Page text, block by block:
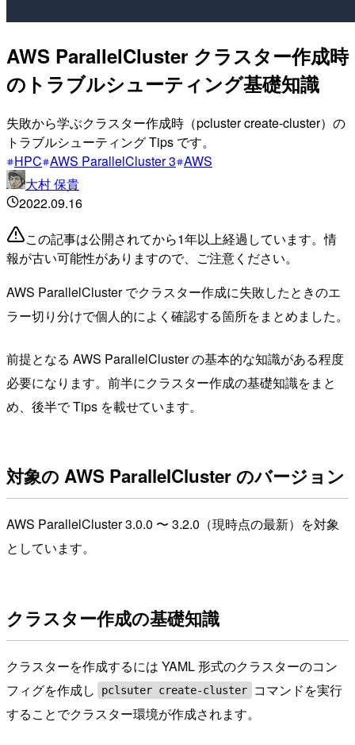
AWS ParallelCluster クラスター作成時
のトラブルシューティング基礎知識
失敗から学ぶクラスター作成時（pcluster create-cluster）の
トラブルシューティング Tips です。
HPC AWS ParallelCluster 3 AWS
大村 保貴
2022.09.16
この記事は公開されてから1年以上経過しています。情
報が古い可能性がありますので、ご注意ください。
AWS ParallelCluster でクラスター作成に失敗したときのエ
ラー切り分けで個人的によく確認する箇所をまとめました。
前提となる AWS ParallelCluster の基本的な知識がある程度
必要になります。前半にクラスター作成の基礎知識をまと
め、後半で Tips を載せています。
対象の AWS ParallelCluster のバージョン
AWS ParallelCluster 3.0.0 〜 3.2.0（現時点の最新）を対象
としています。
クラスター作成の基礎知識
クラスターを作成するには YAML 形式のクラスターのコン
フィグを作成し
pclsuter create-cluster
コマンドを実行
することでクラスター環境が作成されます。